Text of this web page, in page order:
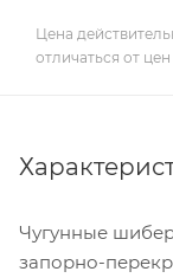
Цена
отличаться от
Чугунные
запорно-